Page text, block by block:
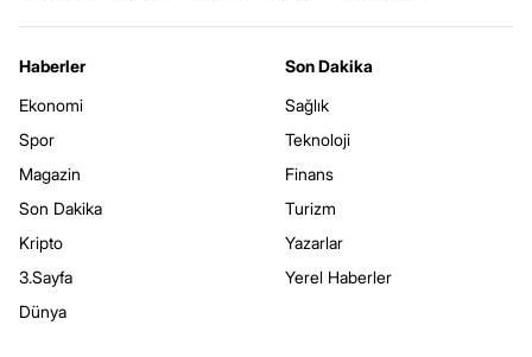
Haberler
Ekonomi
Spor
Magazin
Son Dakika
Kripto
3.Sayfa
Dünya
Son Dakika
Sağlık
Teknoloji
Finans
Turizm
Yazarlar
Yerel Haberler